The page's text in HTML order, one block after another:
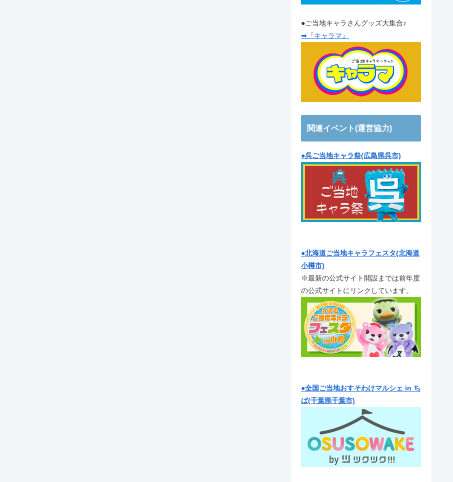
●ご当地キャラさんグッズ大集合♪
➡『キャラマ』
関連イベント(運営協力)
●呉ご当地キャラ祭(広島県呉市)
●北海道ご当地キャラフェスタ(北海道
小樽市)
※最新の公式サイト開設までは前年度
の公式サイトにリンクしています。
●全国ご当地おすそわけマルシェ in ち
ば(千葉県千葉市)